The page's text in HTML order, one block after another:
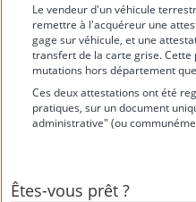
Le vendeur d'un véhicule
remettre à l'acquéreur une
gage sur véhicule, et une
transfert de la carte grise.
mutations hors département
Ces deux attestations ont été
pratiques, sur un document
administrative" (ou
Êtes-vous prêt ?